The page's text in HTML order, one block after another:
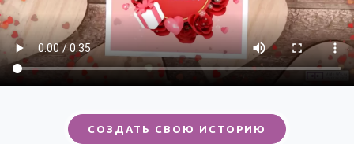
СОЗДАТЬ СВОЮ ИСТОРИЮ